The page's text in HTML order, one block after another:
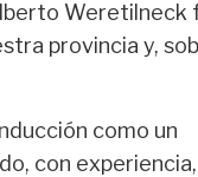
Weretilneck
provincia y,
como un
con experiencia,